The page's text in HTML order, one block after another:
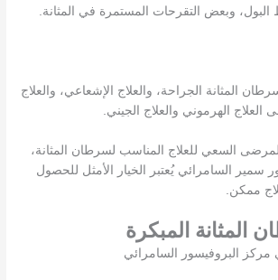
البول، وبعض التقرحات المستمرة في المثانة.
المثانة الجراحة، والعلاج الإشعاعي، والعلاج
العلاج الهرموني والعلاج الجيني.
السعي للعلاج المناسب لسرطان المثانة،
السامرائي يُعتبر الخيار الأمثل للحصول
ممكن.
المثانة المبكرة
مركز البروفيسور السامرائي